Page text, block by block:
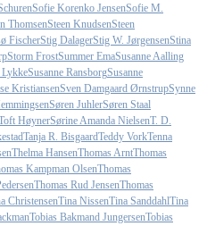
Sofie Korenko JensenSofie M.
ThomsenSteen KnudsenSteen
FischerStig DalagerStig W. JørgensenStina
Storm FrostSummer EmaSusanne Aalling
LykkeSusanne RansborgSusanne
KristiansenSven Damgaard ØrnstrupSynne
Søren JuhlerSøren Staal
HøynerSørine Amanda NielsenT. D.
Tanja R. BisgaardTeddy VorkTenna
Thelma HansenThomas ArntThomas
Kampman OlsenThomas
Thomas Rud JensenThomas
ChristensenTina NissenTina SanddahlTina
Tobias Bakmand JungersenTobias